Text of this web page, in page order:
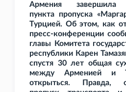
Армения завершила
пункта пропуска
Турцией. Об этом, как
пресс-конференции
главы Комитета
республики Карен
спустя 30 лет общая
между Арменией и
открыться. Правда,